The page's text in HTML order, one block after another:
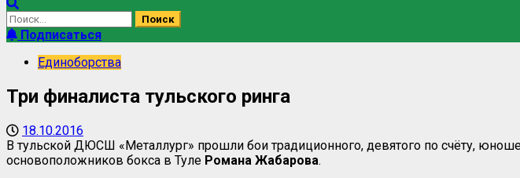
Подписаться
Единоборства
Три финалиста тульского ринга
18.10.2016
В тульской ДЮСШ «Металлург» прошли бои традиционного, девятого по счёту,
основоположников бокса в Туле Романа Жабарова.